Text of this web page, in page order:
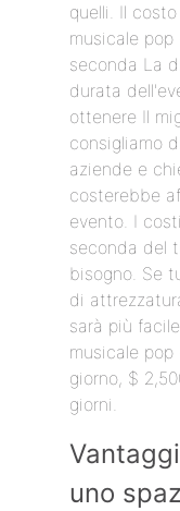
quelli. Il
musicale
seconda La
durata
ottenere Il
consigliamo
aziende e
costerebbe
evento. I
seconda del
bisogno. Se
di
sarà più
musicale
giorno, $
giorni.
uno